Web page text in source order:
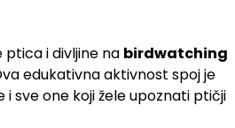
i divljine na birdwatching
edukativna aktivnost spoj je
i sve one koji žele upoznati ptičji